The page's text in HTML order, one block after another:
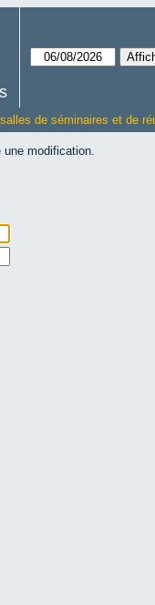
de séminaires et de
modification.